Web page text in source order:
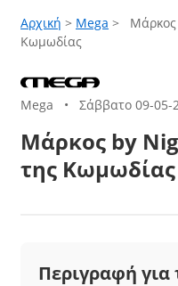
Αρχική > Mega >
Μάρκος
Κωμωδίας
Mega • Σάββατο 09-05-
Μάρκος by
της Κωμωδίας
Περιγραφή